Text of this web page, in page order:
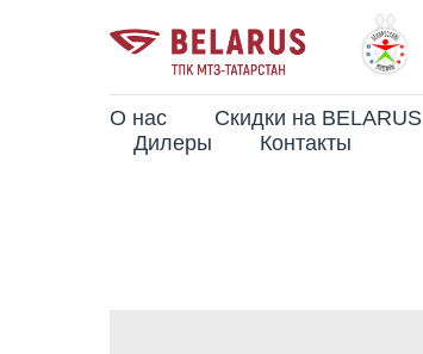
О нас Скидки на BELARUS
Дилеры
Контакты